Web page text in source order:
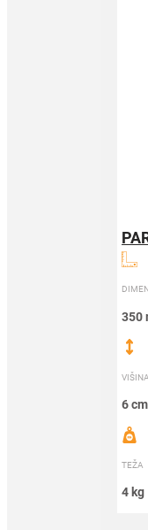
350
6 cm
TEŽA
4 kg